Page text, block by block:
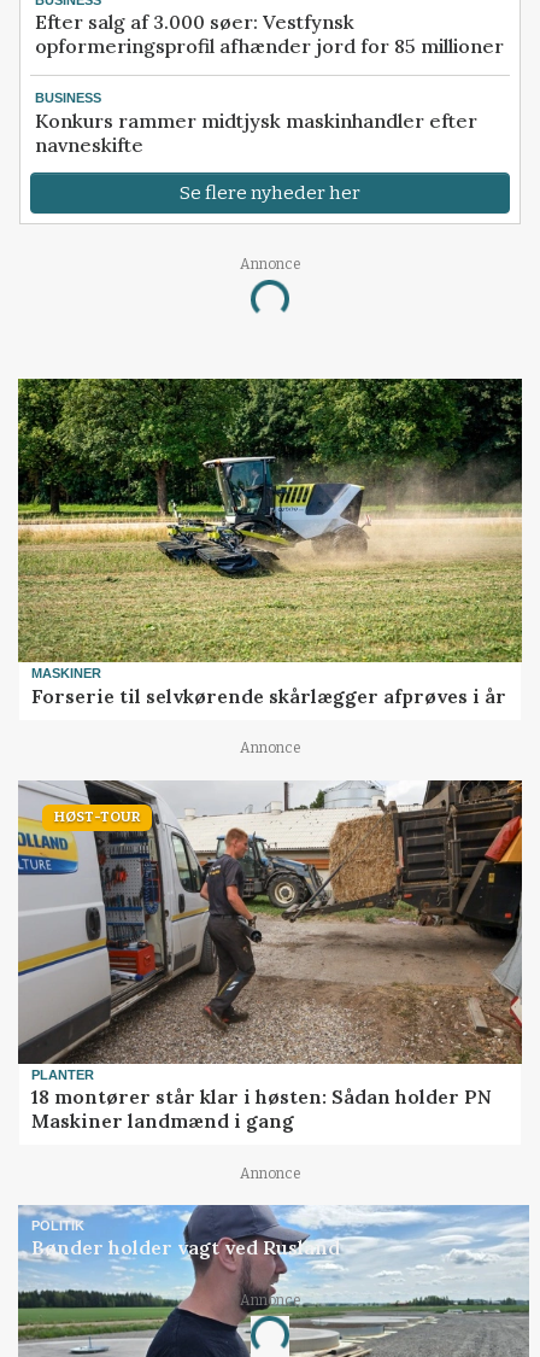
Efter salg af 3.000 søer: Vestfynsk
opformeringsprofil afhænder jord for 85 millioner
BUSINESS
Konkurs rammer midtjysk maskinhandler efter
navneskifte
Se flere nyheder her
Annonce
Loading...
MASKINER
Forserie til selvkørende skårlægger afprøves i år
Annonce
HØST-TOUR
PLANTER
18 montører står klar i høsten: Sådan holder PN
Maskiner landmænd i gang
Annonce
POLITIK
Bønder holder vagt ved Rusland
Annonce